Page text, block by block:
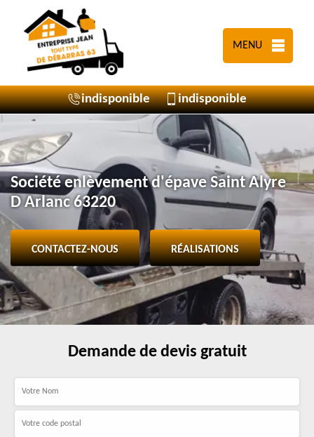
MENU
indisponible indisponible
Société enlèvement d'épave Saint Alyre
D Arlanc 63220
CONTACTEZ-NOUS RÉALISATIONS
Demande de devis gratuit